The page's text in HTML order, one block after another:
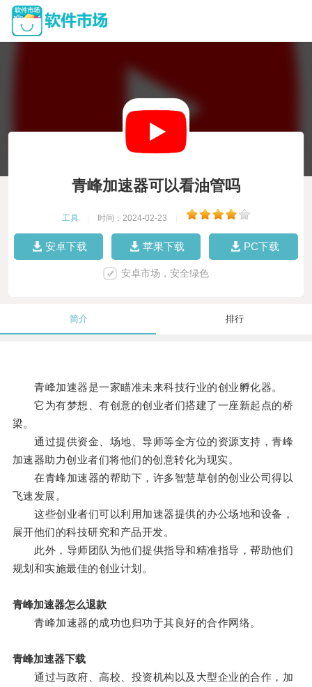
青峰加速器可以看油管吗
工具 时间：2024-02-23
安卓下载 苹果下载 PC下载
安卓市场，安全绿色
简介 排行
青峰加速器是一家瞄准未来科技行业的创业孵化器。
它为有梦想、有创意的创业者们搭建了一座新起点的桥
梁。
通过提供资金、场地、导师等全方位的资源支持，青峰
加速器助力创业者们将他们的创意转化为现实。
在青峰加速器的帮助下，许多智慧草创的创业公司得以
飞速发展。
这些创业者们可以利用加速器提供的办公场地和设备，
展开他们的科技研究和产品开发。
此外，导师团队为他们提供指导和精准指导，帮助他们
规划和实施最佳的创业计划。
青峰加速器怎么退款
青峰加速器的成功也归功于其良好的合作网络。
青峰加速器下载
通过与政府、高校、投资机构以及大型企业的合作，加